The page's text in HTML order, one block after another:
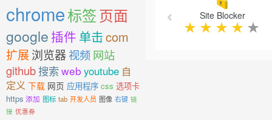
chrome标签页面
google 插件 单击com
扩展浏览器 视频网站
github搜索web youtube 自
定义 下载 网页 应用程序 css 选项卡
https 添加 图标 tab 开发人员 图像 右键 链
接 优惠券
Site Blocker
★ ★ ★ ★ ★